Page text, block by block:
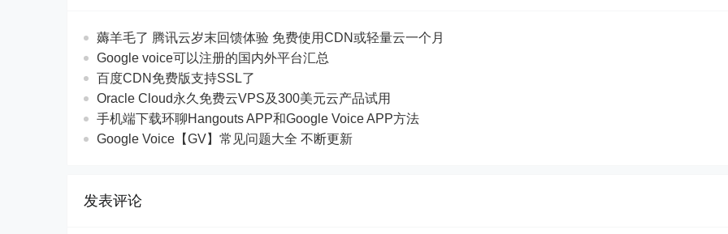
薅羊毛了 腾讯云岁末回馈体验 免费使用CDN或轻量云一个月
Google voice可以注册的国内外平台汇总
百度CDN免费版支持SSL了
Oracle Cloud永久免费云VPS及300美元云产品试用
手机端下载环聊Hangouts APP和Google Voice APP方法
Google Voice【GV】常见问题大全 不断更新
发表评论